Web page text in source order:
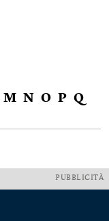
M N O P Q
PUBBLICITÀ